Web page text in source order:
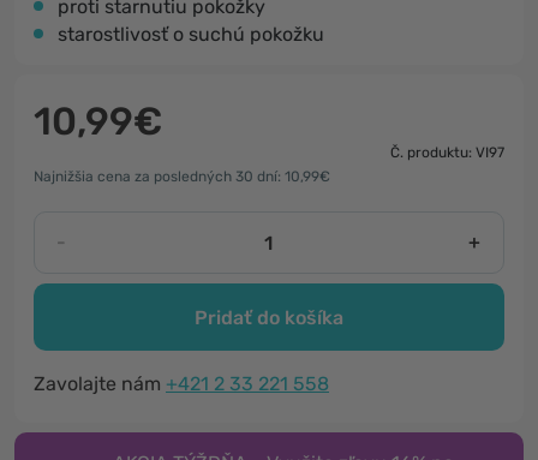
proti starnutiu pokožky
starostlivosť o suchú pokožku
10,99€
Č. produktu: VI97
Najnižšia cena za posledných 30 dní: 10,99€
- +
Pridať do košíka
Zavolajte nám +421 2 33 221 558